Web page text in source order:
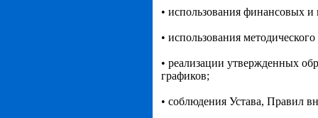
• использования финансовых и
• использования
• реализации утвержденных
графиков;
• соблюдения Устава, Правил